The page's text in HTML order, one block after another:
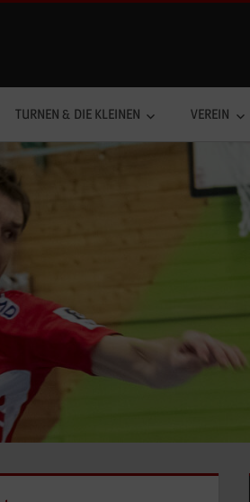
TURNEN & DIE KLEINEN VEREIN